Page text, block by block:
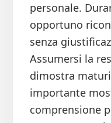
personale.
opportuno
senza
Assumersi la
dimostra
importante
comprensione